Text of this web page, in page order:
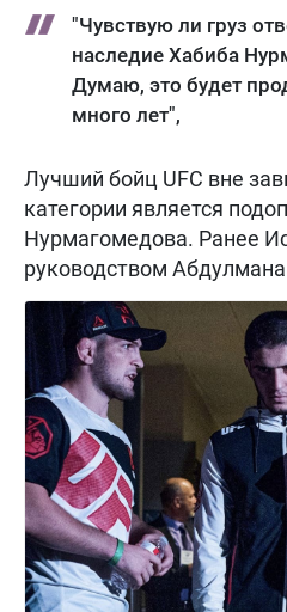
"Чувствую ли груз
наследие Хабиба
Думаю, это будет
много лет",
Лучший бойц UFC вне
категории является
Нурмагомедова. Ранее
руководством